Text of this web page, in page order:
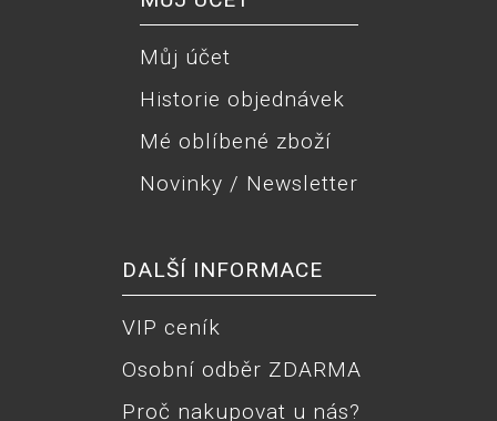
Můj účet
Historie objednávek
Mé oblíbené zboží
Novinky / Newsletter
DALŠÍ INFORMACE
VIP ceník
Osobní odběr ZDARMA
Proč nakupovat u nás?